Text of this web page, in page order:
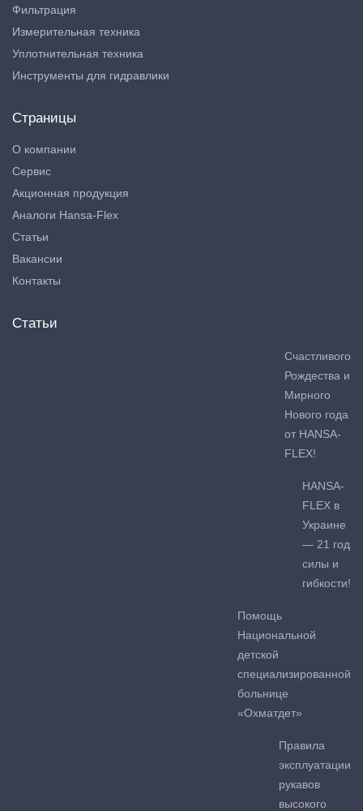
Фильтрация
Измерительная техника
Уплотнительная техника
Инструменты для гидравлики
Страницы
О компании
Сервис
Акционная продукция
Аналоги Hansa-Flex
Статьи
Вакансии
Контакты
Статьи
Счастливого
Рождества и
Мирного
Нового года
от HANSA-
FLEX!
HANSA-
FLEX в
Украине
— 21 год
силы и
гибкости!
Помощь
Национальной
детской
специализированной
больнице
«Охматдет»
Правила
эксплуатации
рукавов
высокого